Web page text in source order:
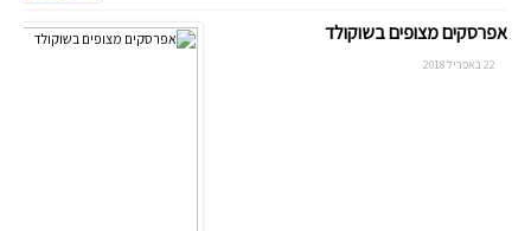
אפרסקים מצופים בשוקולד
22 באפריל 2018